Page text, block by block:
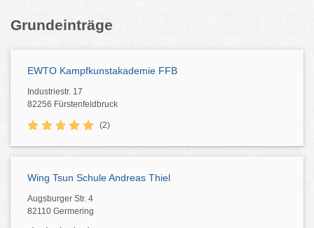
Grundeinträge
EWTO Kampfkunstakademie FFB
Industriestr. 17
82256 Fürstenfeldbruck
(2)
Wing Tsun Schule Andreas Thiel
Augsburger Str. 4
82110 Germering